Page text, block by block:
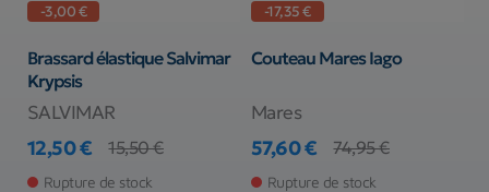
-3,00 €
Brassard élastique Salvimar
Krypsis
SALVIMAR
Prix
12,50 €
Prix de base
15,50 €
Rupture de stock
-17,35 €
Couteau Mares Iago
Mares
Prix
57,60 €
Prix de base
74,95 €
Rupture de stock